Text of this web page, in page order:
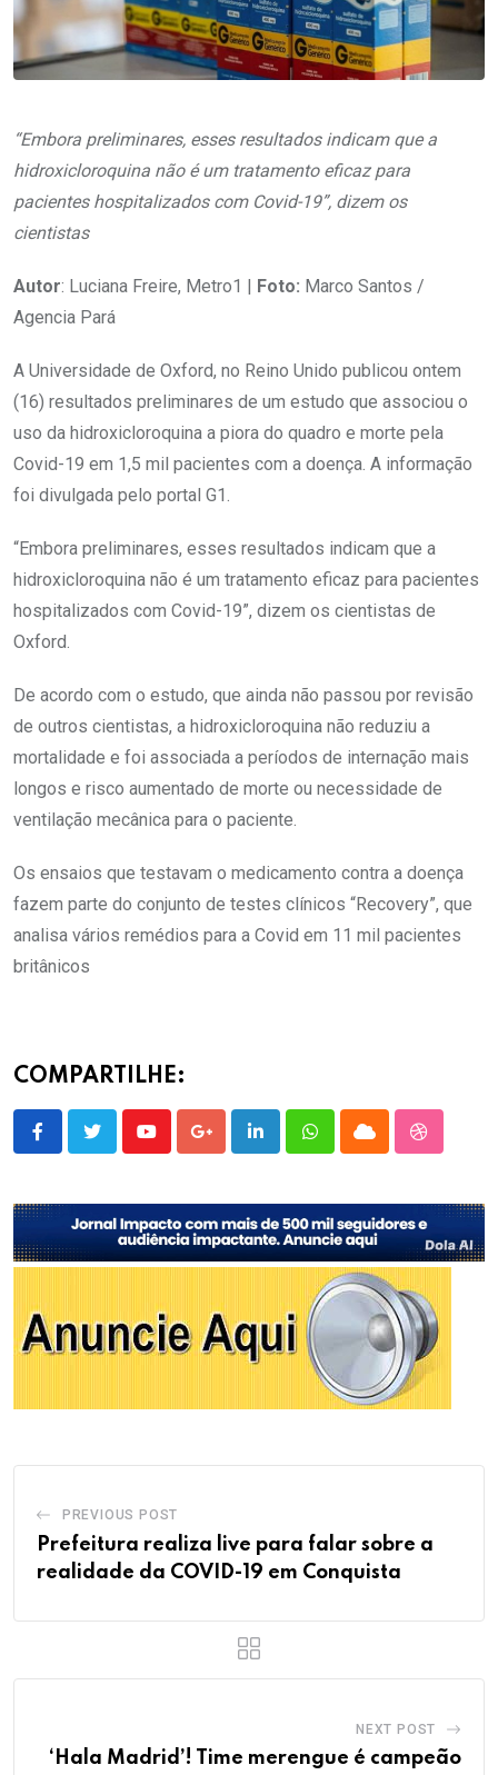
“Embora preliminares, esses resultados indicam que a
hidroxicloroquina não é um tratamento eficaz para
pacientes hospitalizados com Covid-19”, dizem os
cientistas
Autor: Luciana Freire, Metro1 | Foto: Marco Santos /
Agencia Pará
A Universidade de Oxford, no Reino Unido publicou ontem
(16) resultados preliminares de um estudo que associou o
uso da hidroxicloroquina a piora do quadro e morte pela
Covid-19 em 1,5 mil pacientes com a doença. A informação
foi divulgada pelo portal G1.
“Embora preliminares, esses resultados indicam que a
hidroxicloroquina não é um tratamento eficaz para pacientes
hospitalizados com Covid-19”, dizem os cientistas de
Oxford.
De acordo com o estudo, que ainda não passou por revisão
de outros cientistas, a hidroxicloroquina não reduziu a
mortalidade e foi associada a períodos de internação mais
longos e risco aumentado de morte ou necessidade de
ventilação mecânica para o paciente.
Os ensaios que testavam o medicamento contra a doença
fazem parte do conjunto de testes clínicos “Recovery”, que
analisa vários remédios para a Covid em 11 mil pacientes
britânicos
COMPARTILHE:
YoutubeGoogle+LinkedInWhatsappCloud
PREVIOUS POST
Prefeitura realiza live para falar sobre a
realidade da COVID-19 em Conquista
NEXT POST
‘Hala Madrid’! Time merengue é campeão